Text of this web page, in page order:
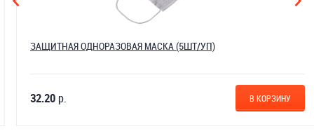
ЗАЩИТНАЯ ОДНОРАЗОВАЯ МАСКА (5ШТ/УП)
32.20р. В КОРЗИНУ